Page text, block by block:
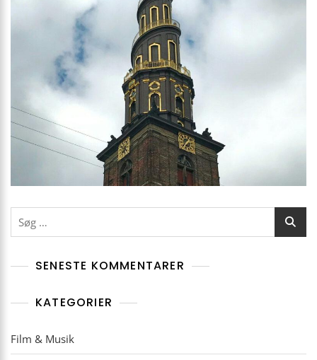
efter:
SENESTE KOMMENTARER
KATEGORIER
Film & Musik